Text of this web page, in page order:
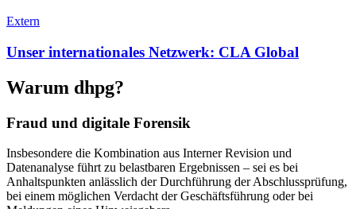
Extern
Unser internationales Netzwerk: CLA Global
Warum dhpg?
Fraud und digitale Forensik
Insbesondere die Kombination aus Interner Revision und
Datenanalyse führt zu belastbaren Ergebnissen – sei es bei
Anhaltspunkten anlässlich der Durchführung der Abschlussprüfung,
bei einem möglichen Verdacht der Geschäftsführung oder bei